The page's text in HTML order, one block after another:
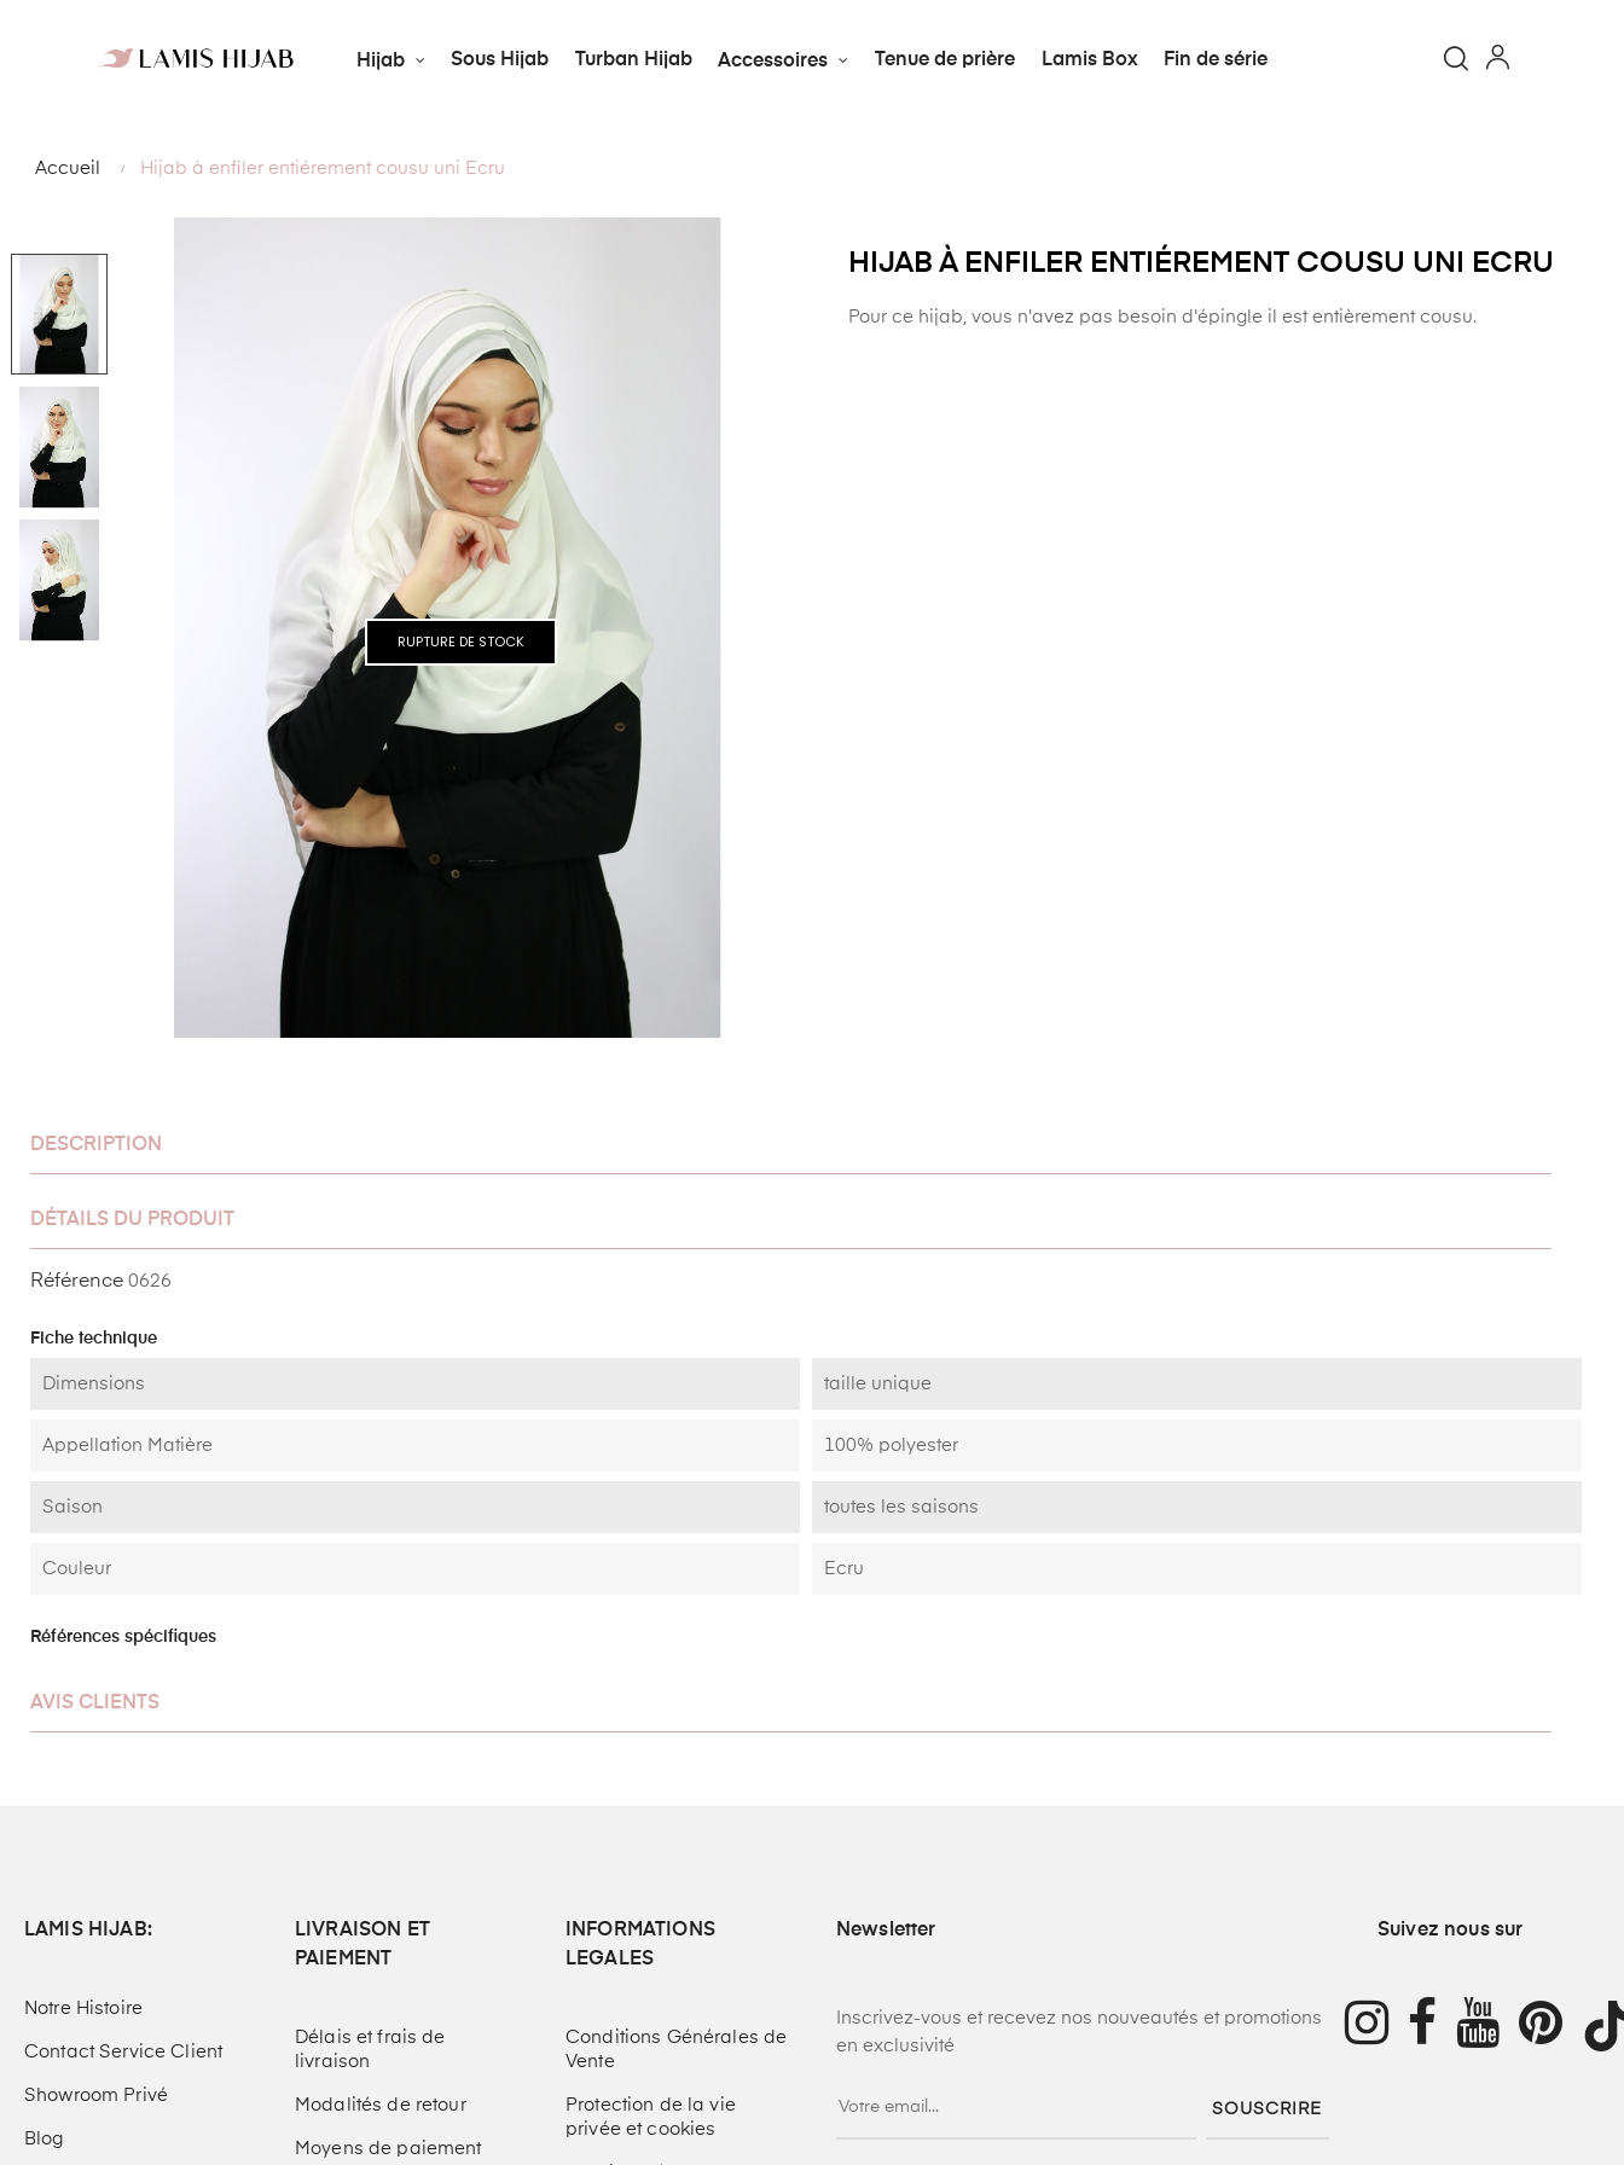
Hijab Sous Hijab Turban Hijab Accessoires Tenue de prière Lamis Box Fin de série
Accueil Hijab à enfiler entiérement cousu uni Ecru
RUPTURE DE STOCK
HIJAB À ENFILER ENTIÉREMENT COUSU UNI ECRU
Pour ce hijab, vous n'avez pas besoin d'épingle il est entièrement cousu.
DESCRIPTION
DÉTAILS DU PRODUIT
Référence 0626
Fiche technique
Dimensions taille unique
Appellation Matière 100% polyester
Saison toutes les saisons
Couleur Ecru
Références spécifiques
AVIS CLIENTS
LAMIS HIJAB:
Notre Histoire
Contact Service Client
Showroom Privé
Blog
LIVRAISON ET
PAIEMENT
Délais et frais de
livraison
Modalités de retour
Moyens de paiement
INFORMATIONS
LEGALES
Conditions Générales de
Vente
Protection de la vie
privée et cookies
Newsletter
Inscrivez-vous et recevez nos nouveautés et promotions
en exclusivité
SOUSCRIRE
Suivez nous sur